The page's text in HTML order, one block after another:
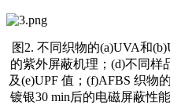
图2. 不同织物的(a)UVA和
的紫外屏蔽机理；(d)不同
及(e)UPF 值；(f)AFBS 织物
镀银30 min后的电磁屏蔽性